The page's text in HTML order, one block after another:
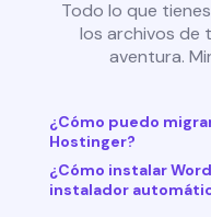
Todo lo que
los archivos de
aventura.
¿Cómo puedo
Hostinger?
¿Cómo instalar
instalador